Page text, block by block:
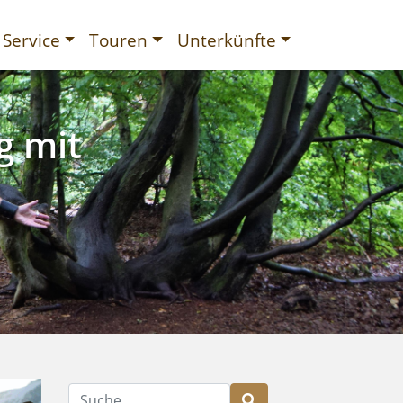
Service Touren Unterkünfte
mit
Suche